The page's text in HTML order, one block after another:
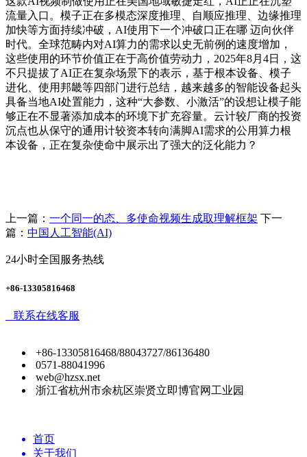
流量入口。模子正在多模态深度推理、自顺应推理、边缘推理
加快等方面持续冲破，AI使用下一个冲破口正在哪 迈向伙伴
时代。全球范畴内对AI算力的需求以史无前例的速度增加，
这些使用的环节价值正在于高价值劳动力，2025年8月4日，这
不只提拔了AI正在复杂场景下的表示，基于根本设备、模子
进化、使用邦畿等四部门进行总结，越来越多的智能设备起头
具备当地AI处置能力，这种“大参数、小激活”的设想让模子能
够正在不显著添加成本的环境下扩充容量。云计较厂商的投资
沉点也从保守的通用计较资本转向满脚AI需求的公用算力根
本设备，正在复杂使命中展示出了强大的泛化能力？
上一篇： 一个同一的态、多使命视频生成取理解框架 下一
篇： 中国人工智能(AI)
24小时全国服务热线
+86-13305816468
联系在线客服
+86-13305816468/88043727/86136480
0571-88041996
web@hzsx.net
浙江省杭州市余杭区崇贤立即博官网工业园
首页
关于我们